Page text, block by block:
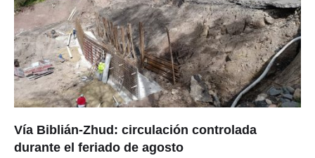
Vía Biblián-Zhud: circulación controlada
durante el feriado de agosto